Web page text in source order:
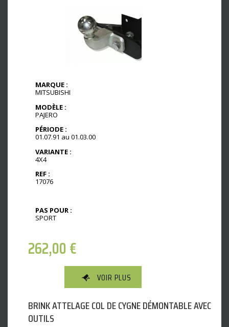
MARQUE :
MITSUBISHI
MODÈLE :
PAJERO
PÉRIODE :
01.07.91 au 01.03.00
VARIANTE :
4X4
REF :
17076
PAS POUR :
SPORT
262,00€
VOIR PLUS
BRINK ATTELAGE COL DE CYGNE DÉMONTABLE AVEC
OUTILS